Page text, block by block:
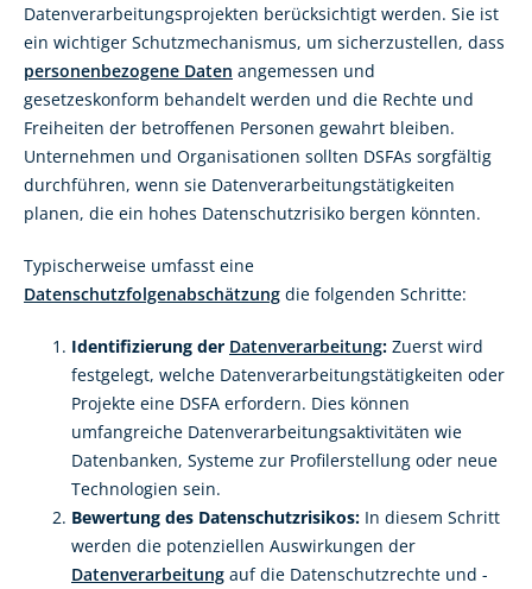
Datenverarbeitungsprojekten berücksichtigt werden. Sie ist
ein wichtiger Schutzmechanismus, um sicherzustellen, dass
personenbezogene Daten angemessen und
gesetzeskonform behandelt werden und die Rechte und
Freiheiten der betroffenen Personen gewahrt bleiben.
Unternehmen und Organisationen sollten DSFAs sorgfältig
durchführen, wenn sie Datenverarbeitungstätigkeiten
planen, die ein hohes Datenschutzrisiko bergen könnten.
Typischerweise umfasst eine
Datenschutzfolgenabschätzung die folgenden Schritte:
Identifizierung der Datenverarbeitung: Zuerst wird
festgelegt, welche Datenverarbeitungstätigkeiten oder
Projekte eine DSFA erfordern. Dies können
umfangreiche Datenverarbeitungsaktivitäten wie
Datenbanken, Systeme zur Profilerstellung oder neue
Technologien sein.
Bewertung des Datenschutzrisikos: In diesem Schritt
werden die potenziellen Auswirkungen der
Datenverarbeitung auf die Datenschutzrechte und -